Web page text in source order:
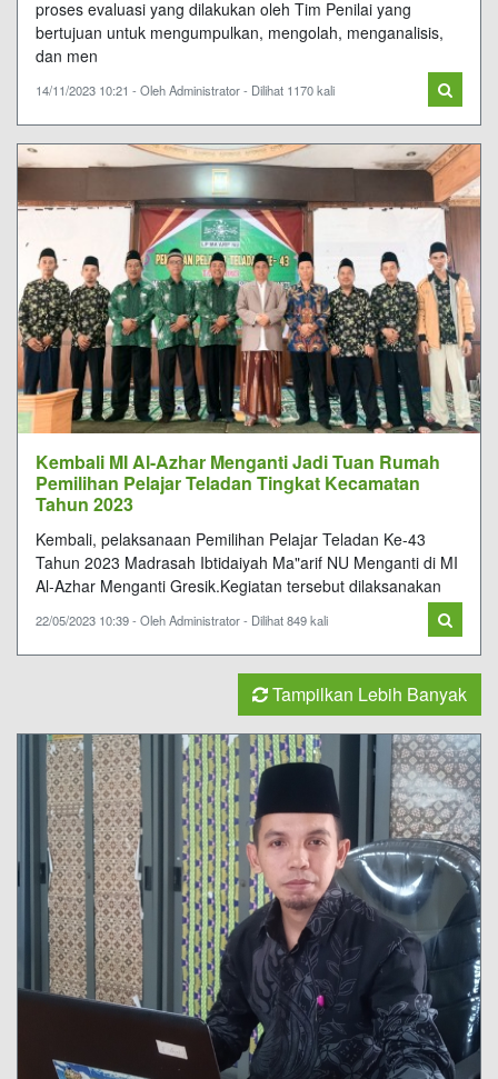
proses evaluasi yang dilakukan oleh Tim Penilai yang
bertujuan untuk mengumpulkan, mengolah, menganalisis,
dan men
14/11/2023 10:21 - Oleh Administrator - Dilihat 1170 kali
Kembali MI Al-Azhar Menganti Jadi Tuan Rumah
Pemilihan Pelajar Teladan Tingkat Kecamatan
Tahun 2023
Kembali, pelaksanaan Pemilihan Pelajar Teladan Ke-43
Tahun 2023 Madrasah Ibtidaiyah Ma"arif NU Menganti di MI
Al-Azhar Menganti Gresik.Kegiatan tersebut dilaksanakan
22/05/2023 10:39 - Oleh Administrator - Dilihat 849 kali
Tampilkan Lebih Banyak